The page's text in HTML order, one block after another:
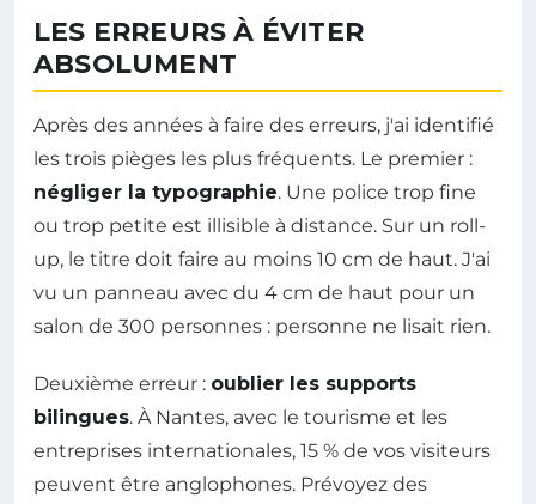
LES ERREURS À ÉVITER
ABSOLUMENT
Après des années à faire des erreurs, j'ai identifié
les trois pièges les plus fréquents. Le premier :
négliger la typographie. Une police trop fine
ou trop petite est illisible à distance. Sur un roll-
up, le titre doit faire au moins 10 cm de haut. J'ai
vu un panneau avec du 4 cm de haut pour un
salon de 300 personnes : personne ne lisait rien.
Deuxième erreur : oublier les supports
bilingues. À Nantes, avec le tourisme et les
entreprises internationales, 15 % de vos visiteurs
peuvent être anglophones. Prévoyez des